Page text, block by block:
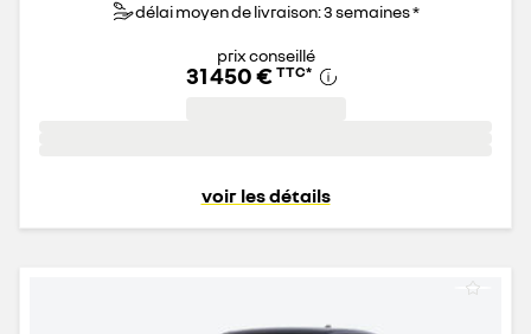
délai moyen de livraison: 3 semaines *
prix conseillé
31 450 € TTC*
voir les détails